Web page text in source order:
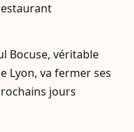
Bocuse, véritable
Lyon, va fermer ses
jours